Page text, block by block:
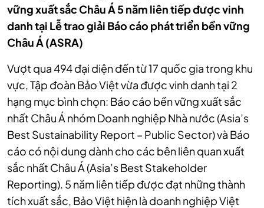
vững xuất sắc Châu Á 5 năm liên tiếp được vinh
danh tại Lễ trao giải Báo cáo phát triển bền vững
Châu Á (ASRA)
Vượt qua 494 đại diện đến từ 17 quốc gia trong khu
vực, Tập đoàn Bảo Việt vừa được vinh danh tại 2
hạng mục bình chọn: Báo cáo bền vững xuất sắc
nhất Châu Á nhóm Doanh nghiệp Nhà nước (Asia’s
Best Sustainability Report – Public Sector) và Báo
cáo có nội dung dành cho các bên liên quan xuất
sắc nhất Châu Á (Asia’s Best Stakeholder
Reporting). 5 năm liên tiếp được đạt những thành
tích xuất sắc, Bảo Việt hiện là doanh nghiệp Việt